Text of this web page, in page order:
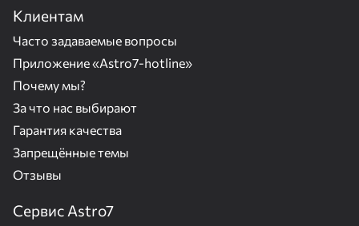
Клиентам
Часто задаваемые вопросы
Приложение «Astro7-hotline»
Почему мы?
За что нас выбирают
Гарантия качества
Запрещённые темы
Отзывы
Сервис Astro7